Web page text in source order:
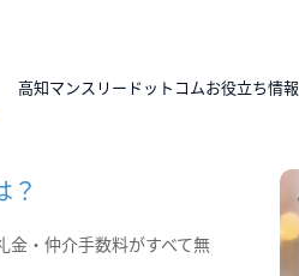
高知マンスリードットコムお役立ち情報
？
金・仲介手数料がすべて無